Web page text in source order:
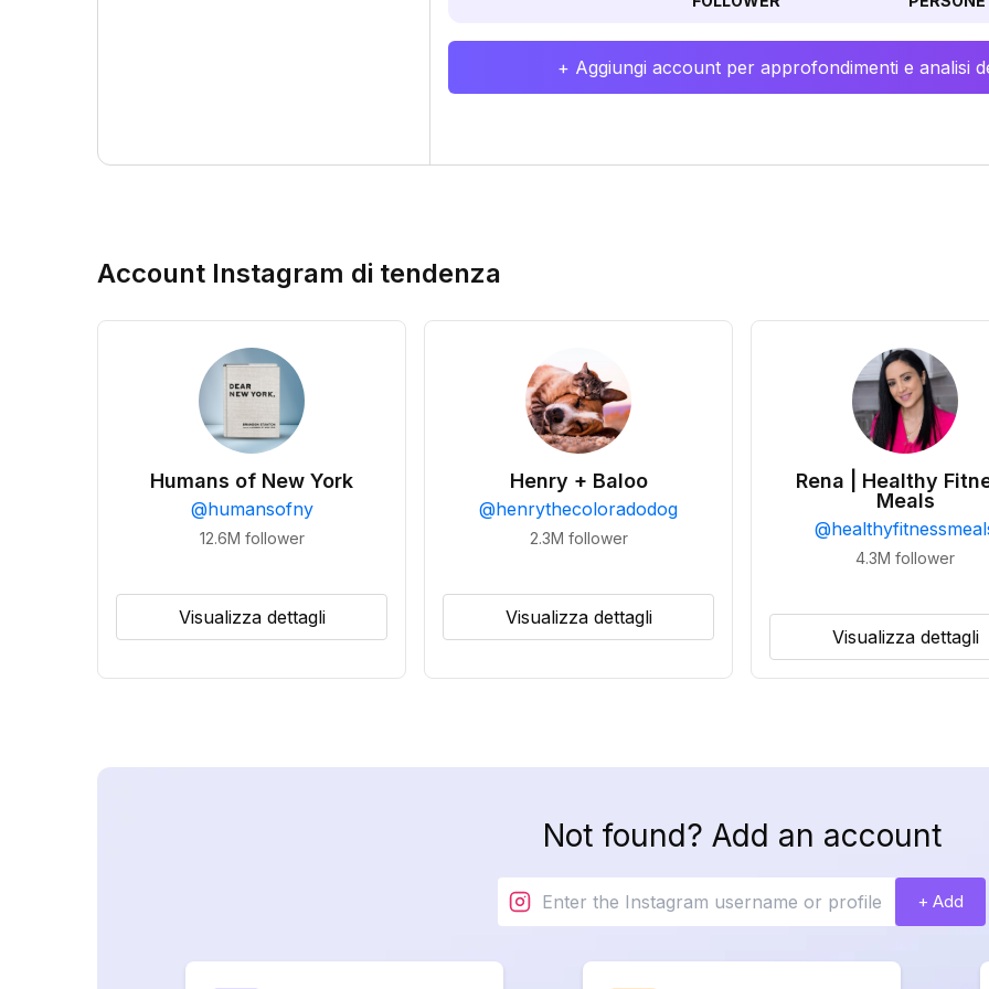
+ Aggiungi account per approfondimenti e analisi
Account Instagram di tendenza
Humans of New York
@humansofny
12.6M follower
Visualizza dettagli
Henry + Baloo
@henrythecoloradodog
2.3M follower
Visualizza dettagli
Rena | Healthy
Meals
@
4.3M follower
Visualizza dettagli
Not found? Add an account
+ Add